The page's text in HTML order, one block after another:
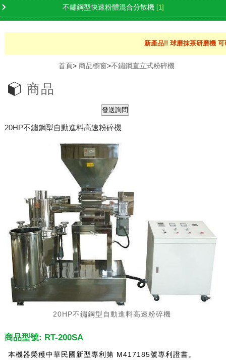
不鏽鋼型快速粉體混合分散機 [1]
新產品!! 球磨抹茶研磨機 可
首頁> 商品櫥窗>不鏽鋼直立式粉碎機
商品
20HP不鏽鋼型自動進料高速粉碎機
20HP不鏽鋼型自動進料高速粉碎機
商品型號: RT-200SA
本機器榮穫中華民國新型專利第 M417185號專利證書。